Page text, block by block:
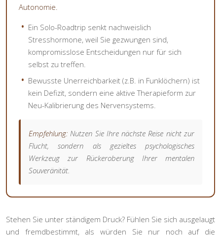
Autonomie.
Ein Solo-Roadtrip senkt nachweislich
Stresshormone, weil Sie gezwungen sind,
kompromisslose Entscheidungen nur für sich
selbst zu treffen.
Bewusste Unerreichbarkeit (z.B. in Funklöchern) ist
kein Defizit, sondern eine aktive Therapieform zur
Neu-Kalibrierung des Nervensystems.
Empfehlung: Nutzen Sie Ihre nächste Reise nicht zur
Flucht, sondern als gezieltes psychologisches
Werkzeug zur Rückeroberung Ihrer mentalen
Souveränität.
Stehen Sie unter ständigem Druck? Fühlen Sie sich ausgelaugt
und fremdbestimmt, als würden Sie nur noch auf die